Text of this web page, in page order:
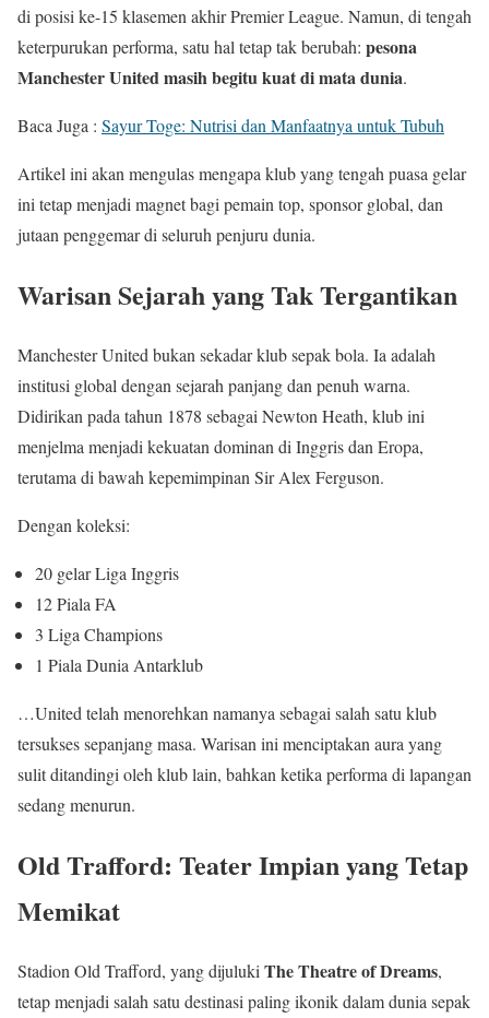
di posisi ke-15 klasemen akhir Premier League. Namun, di tengah
keterpurukan performa, satu hal tetap tak berubah: pesona
Manchester United masih begitu kuat di mata dunia.
Baca Juga : Sayur Toge: Nutrisi dan Manfaatnya untuk Tubuh
Artikel ini akan mengulas mengapa klub yang tengah puasa gelar
ini tetap menjadi magnet bagi pemain top, sponsor global, dan
jutaan penggemar di seluruh penjuru dunia.
Warisan Sejarah yang Tak Tergantikan
Manchester United bukan sekadar klub sepak bola. Ia adalah
institusi global dengan sejarah panjang dan penuh warna.
Didirikan pada tahun 1878 sebagai Newton Heath, klub ini
menjelma menjadi kekuatan dominan di Inggris dan Eropa,
terutama di bawah kepemimpinan Sir Alex Ferguson.
Dengan koleksi:
20 gelar Liga Inggris
12 Piala FA
3 Liga Champions
1 Piala Dunia Antarklub
…United telah menorehkan namanya sebagai salah satu klub
tersukses sepanjang masa. Warisan ini menciptakan aura yang
sulit ditandingi oleh klub lain, bahkan ketika performa di lapangan
sedang menurun.
Old Trafford: Teater Impian yang Tetap
Memikat
Stadion Old Trafford, yang dijuluki The Theatre of Dreams,
tetap menjadi salah satu destinasi paling ikonik dalam dunia sepak